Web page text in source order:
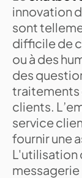
innovation
sont
difficile de
ou à des
des
traitements
clients.
service
fournir une
L'utilisation
messagerie